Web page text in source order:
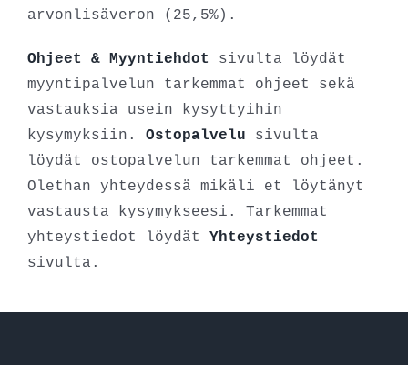
arvonlisäveron (25,5%).
Ohjeet & Myyntiehdot
sivulta löydät
myyntipalvelun tarkemmat ohjeet sekä
vastauksia usein kysyttyihin
kysymyksiin. Ostopalvelu sivulta
löydät ostopalvelun tarkemmat ohjeet.
Olethan yhteydessä mikäli et löytänyt
vastausta kysymykseesi. Tarkemmat
yhteystiedot löydät Yhteystiedot
sivulta.